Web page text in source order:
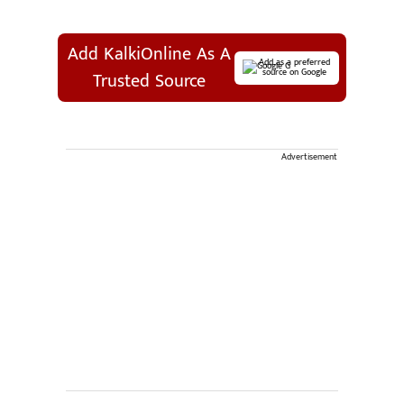
Add KalkiOnline As A
Trusted Source
Add as a preferred
source on Google
Advertisement